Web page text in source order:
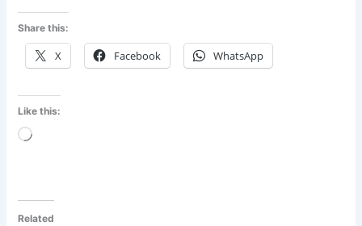
Share this:
X Facebook WhatsApp
Like this:
Loading…
Related